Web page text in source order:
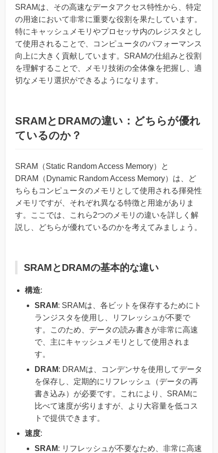
SRAMは、その高速なデータアクセス特性から、特定
の用途において非常に重要な役割を果たしています。
特にキャッシュメモリやプロセッサ内のレジスタとし
て使用されることで、コンピュータのパフォーマンス
向上に大きく貢献しています。SRAMの仕組みと役割
を理解することで、メモリ技術の全体像を把握し、適
切なメモリ選択ができるようになります。
SRAMとDRAMの違い：どちらが優れ
ているのか？
SRAM（Static Random Access Memory）と
DRAM（Dynamic Random Access Memory）は、ど
ちらもコンピュータのメモリとして使用される揮発性
メモリですが、それぞれ異なる特徴と用途がありま
す。ここでは、これら2つのメモリの違いを詳しく解
説し、どちらが優れているのかを考えてみましょう。
SRAMとDRAMの基本的な違い
構造:
SRAM: SRAMは、各ビットを保存するためにト
ランジスタを使用し、リフレッシュが不要で
す。このため、データの読み書きが非常に高速
で、主にキャッシュメモリとして使用されま
す。
DRAM: DRAMは、コンデンサを使用してデータ
を保存し、定期的にリフレッシュ（データの再
書き込み）が必要です。これにより、SRAMに
比べて速度が劣りますが、より大容量を低コス
トで提供できます。
速度:
SRAM: リフレッシュが不要なため、非常に高速